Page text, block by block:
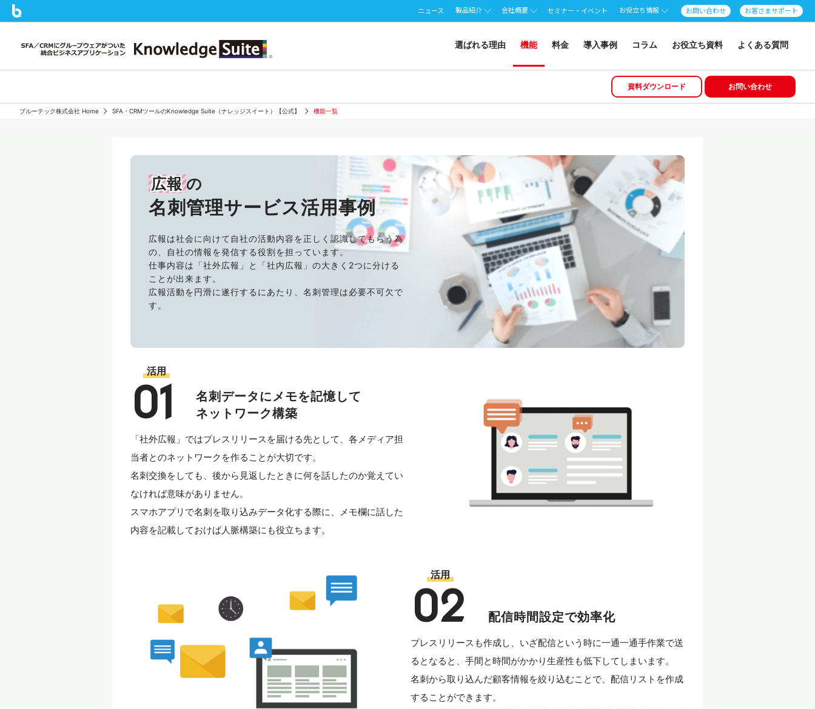
ニュース 製品紹介 会社概要 セミナー・イベント お役立ち情報 お問い合わせ お客さまサポート
選ばれる理由 機能 料金 導入事例 コラム お役立ち資料 よくある質問
資料ダウンロード お問い合わせ
ブルーテック株式会社 Home SFA・CRMツールのKnowledge Suite（ナレッジスイート）【公式】 機能一覧
広報 の
名刺管理サービス活用事例
広報は社会に向けて自社の活動内容を正しく認識してもらう為
の、自社の情報を発信する役割を担っています。
仕事内容は「社外広報」と「社内広報」の大きく2つに分ける
ことが出来ます。
広報活動を円滑に遂行するにあたり、名刺管理は必要不可欠で
す。
活用
01
名刺データにメモを記憶して
ネットワーク構築
「社外広報」ではプレスリリースを届ける先として、各メディア担
当者とのネットワークを作ることが大切です。
名刺交換をしても、後から見返したときに何を話したのか覚えてい
なければ意味がありません。
スマホアプリで名刺を取り込みデータ化する際に、メモ欄に話した
内容を記載しておけば人脈構築にも役立ちます。
活用
02 配信時間設定で効率化
プレスリリースも作成し、いざ配信という時に一通一通手作業で送
るとなると、手間と時間がかかり生産性も低下してしまいます。
名刺から取り込んだ顧客情報を絞り込むことで、配信リストを作成
することができます。